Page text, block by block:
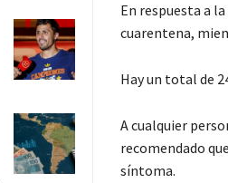
En respuesta a
cuarentena,
Hay un total de
A cualquier
recomendado
síntoma.